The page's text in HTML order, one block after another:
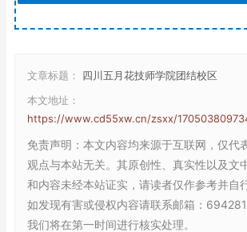
文章标题： 四川五月花技师学院团结校区
本文地址：
https://www.cd55xw.cn/zsxx/
免责声明 ：本文内容均来源于互联网，仅代
观点与本站无关。其原创性、真实性以及文
和内容未经本站证实，请读者仅作参考并自
如发现有害或侵权内容请联系邮箱：
我们将在第一时间进行核实处理。